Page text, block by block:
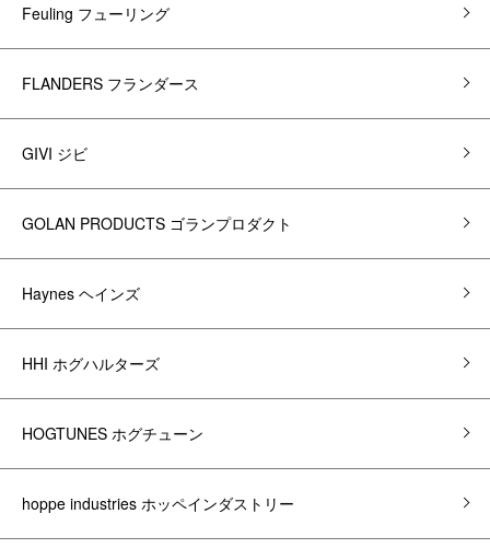
Feuling フューリング
FLANDERS フランダース
GIVI ジビ
GOLAN PRODUCTS ゴランプロダクト
Haynes ヘインズ
HHI ホグハルターズ
HOGTUNES ホグチューン
hoppe industries ホッペインダストリー